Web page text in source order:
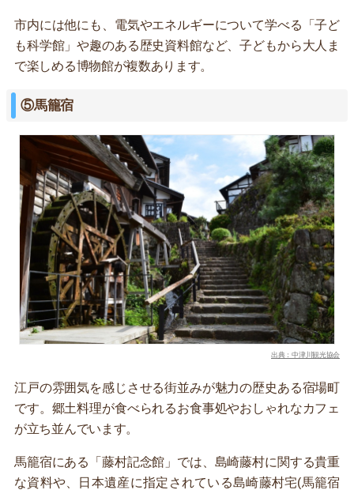
市内には他にも、電気やエネルギーについて学べる「子ど
も科学館」や趣のある歴史資料館など、子どもから大人ま
で楽しめる博物館が複数あります。
⑤馬籠宿
出典：中津川観光協会
江戸の雰囲気を感じさせる街並みが魅力の歴史ある宿場町
です。郷土料理が食べられるお食事処やおしゃれなカフェ
が立ち並んでいます。
馬籠宿にある「藤村記念館」では、島崎藤村に関する貴重
な資料や、日本遺産に指定されている島崎藤村宅(馬籠宿